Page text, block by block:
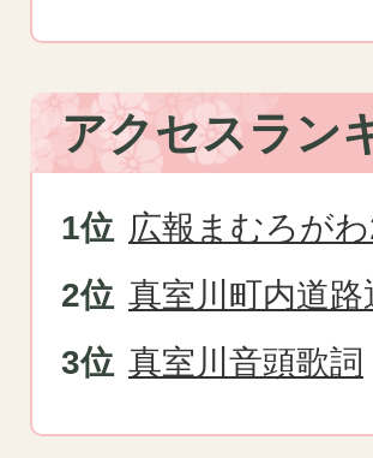
アクセスラン
広報まむろが
真室川町内道
真室川音頭歌詞